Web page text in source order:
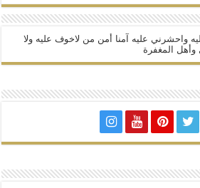
واحشرني عليه آمنا أمن من لاخوف عليه ولا
المغفرة